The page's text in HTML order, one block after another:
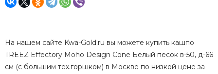
На нашем сайте Kwa-Gold.ru вы можете купить кашпо
TREEZ Effectory Moho Design Cone Белый песок в-50, д-66
см (с большим тех.горшком) в Москве по низкой цене за